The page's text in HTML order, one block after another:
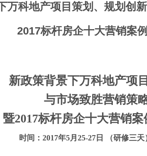
万科地产项目策划、规划创
2017标杆房企十大营销案
新政策背景下万科地产项
与市场致胜营销策
暨2017标杆房企十大营销
时间： 2017年5月 25-27 日 （研修三天